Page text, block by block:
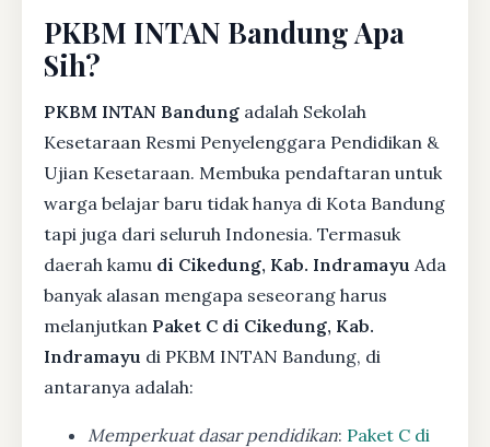
PKBM INTAN Bandung Apa
Sih?
PKBM INTAN Bandung adalah Sekolah
Kesetaraan Resmi Penyelenggara Pendidikan &
Ujian Kesetaraan. Membuka pendaftaran untuk
warga belajar baru tidak hanya di Kota Bandung
tapi juga dari seluruh Indonesia. Termasuk
daerah kamu di Cikedung, Kab. Indramayu Ada
banyak alasan mengapa seseorang harus
melanjutkan Paket C di Cikedung, Kab.
Indramayu di PKBM INTAN Bandung, di
antaranya adalah:
Memperkuat dasar pendidikan: Paket C di